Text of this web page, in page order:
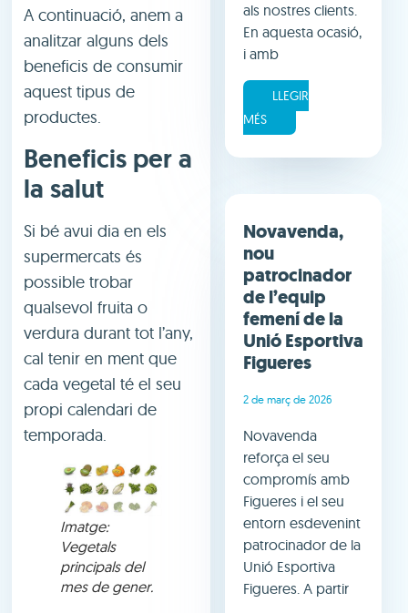
A continuació, anem a
analitzar alguns dels
beneficis de consumir
aquest tipus de
productes.
Beneficis per a
la salut
Si bé avui dia en els
supermercats és
possible trobar
qualsevol fruita o
verdura durant tot l’any,
cal tenir en ment que
cada vegetal té el seu
propi calendari de
temporada.
Imatge:
Vegetals
principals del
mes de gener.
als nostres clients.
En aquesta ocasió,
i amb
LLEGIR
MÉS
Novavenda,
nou
patrocinador
de l’equip
femení de la
Unió Esportiva
Figueres
2 de març de 2026
Novavenda
reforça el seu
compromís amb
Figueres i el seu
entorn esdevenint
patrocinador de la
Unió Esportiva
Figueres. A partir